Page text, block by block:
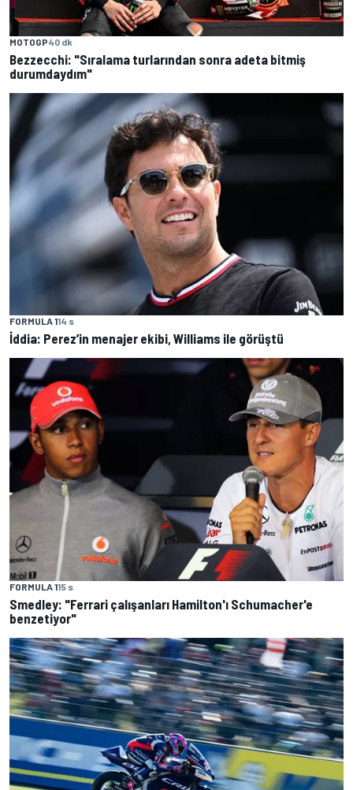
MOTOGP40 dk
Bezzecchi: "Sıralama turlarından sonra adeta bitmiş
durumdaydım"
FORMULA 114 s
İddia: Perez’in menajer ekibi, Williams ile görüştü
FORMULA 115 s
Smedley: "Ferrari çalışanları Hamilton'ı Schumacher'e
benzetiyor"